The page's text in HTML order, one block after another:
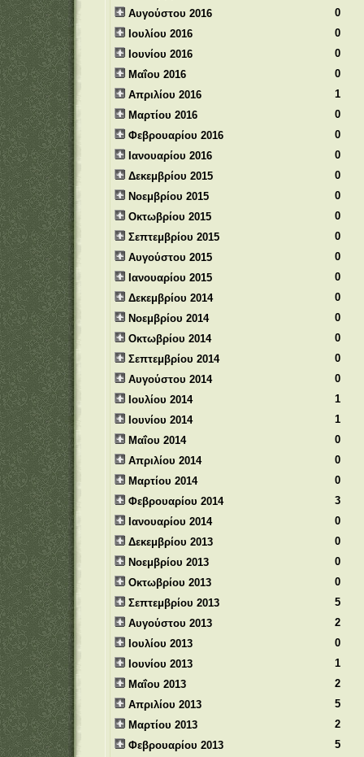
Αυγούστου 2016
0
Ιουλίου 2016
0
Ιουνίου 2016
0
Μαΐου 2016
0
Απριλίου 2016
1
Μαρτίου 2016
0
Φεβρουαρίου 2016
0
Ιανουαρίου 2016
0
Δεκεμβρίου 2015
0
Νοεμβρίου 2015
0
Οκτωβρίου 2015
0
Σεπτεμβρίου 2015
0
Αυγούστου 2015
0
Ιανουαρίου 2015
0
Δεκεμβρίου 2014
0
Νοεμβρίου 2014
0
Οκτωβρίου 2014
0
Σεπτεμβρίου 2014
0
Αυγούστου 2014
0
Ιουλίου 2014
1
Ιουνίου 2014
1
Μαΐου 2014
0
Απριλίου 2014
0
Μαρτίου 2014
0
Φεβρουαρίου 2014
3
Ιανουαρίου 2014
0
Δεκεμβρίου 2013
0
Νοεμβρίου 2013
0
Οκτωβρίου 2013
0
Σεπτεμβρίου 2013
5
Αυγούστου 2013
2
Ιουλίου 2013
0
Ιουνίου 2013
1
Μαΐου 2013
2
Απριλίου 2013
5
Μαρτίου 2013
2
Φεβρουαρίου 2013
5